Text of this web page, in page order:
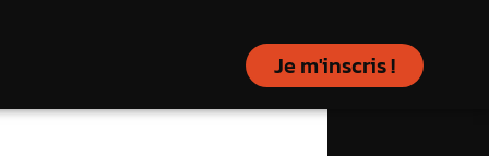
Je m'inscris !